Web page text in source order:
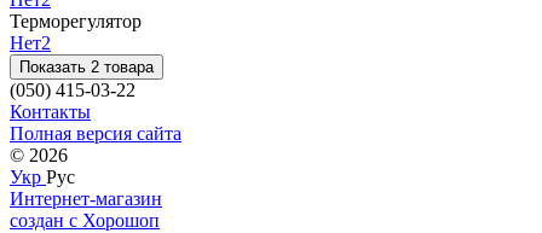
Терморегулятор
Нет2
Показать 2 товара
(050) 415-03-22
Контакты
Полная версия сайта
© 2026
Укр Рус
Интернет-магазин
создан с Хорошоп